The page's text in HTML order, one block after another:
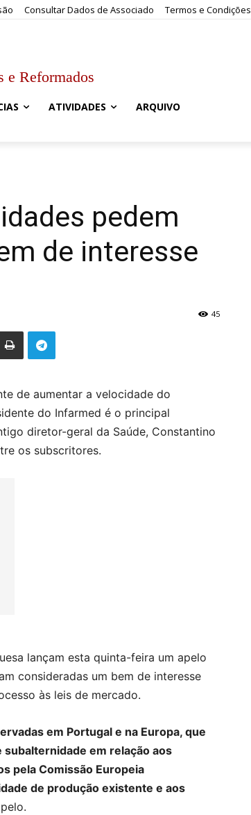
Consultar Dados de Associado Termos e Condições
e Reformados
ATIVIDADES ARQUIVO
pedem
de interesse
45
de aumentar a velocidade do
do Infarmed é o principal
diretor-geral da Saúde, Constantino
os subscritores.
lançam esta quinta-feira um apelo
consideradas um bem de interesse
às leis de mercado.
em Portugal e na Europa, que
em relação aos
pela Comissão Europeia
de produção existente e aos